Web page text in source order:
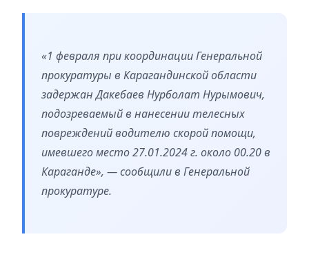
«1 февраля при координации Генеральной
прокуратуры в Карагандинской области
задержан Дакебаев Нурболат Нурымович,
подозреваемый в нанесении телесных
повреждений водителю скорой помощи,
имевшего место 27.01.2024 г. около 00.20 в
Караганде», — сообщили в Генеральной
прокуратуре.